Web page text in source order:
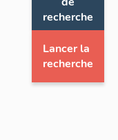
recherche
Lancer la
recherche